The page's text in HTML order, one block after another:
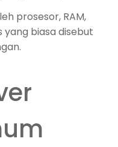
prosesor, RAM,
yang biasa disebut